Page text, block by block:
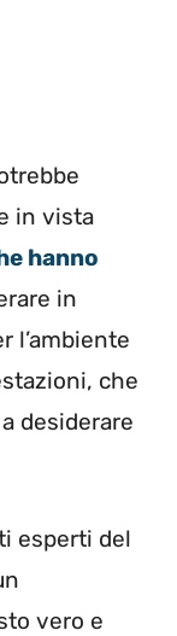
in vista
hanno
in
l’ambiente
che
desiderare
esperti del
vero e